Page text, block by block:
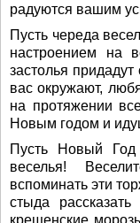
радуются вашим
Пусть череда
настроением на
застолья
вас окружают,
на протяжении
Новым годом и
Пусть Новый
веселья!
вспоминать эти
стыда
крещенские